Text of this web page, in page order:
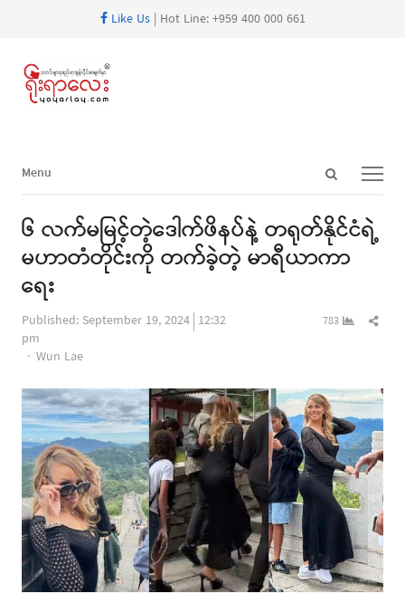
Like Us| Hot Line: +959 400 000 661
Open
panel
Menu
Menu
၆ လက်မမြင့်တဲ့ဒေါက်ဖိနပ်နဲ့ တရုတ်နိုင်ငံရဲ့
မဟာတံတိုင်းကို တက်ခဲ့တဲ့ မာရီယာကာ
ရေး
Published: September 19, 2024 12:32
pm
Author
Wun Lae
783